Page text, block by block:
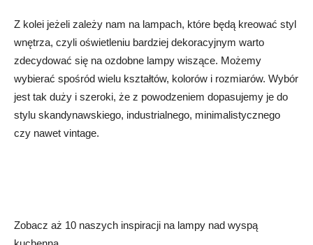
Z kolei jeżeli zależy nam na lampach, które będą kreować styl
wnętrza, czyli oświetleniu bardziej dekoracyjnym warto
zdecydować się na ozdobne lampy wiszące. Możemy
wybierać spośród wielu kształtów, kolorów i rozmiarów. Wybór
jest tak duży i szeroki, że z powodzeniem dopasujemy je do
stylu skandynawskiego, industrialnego, minimalistycznego
czy nawet vintage.
Zobacz aż 10 naszych inspiracji na lampy nad wyspą